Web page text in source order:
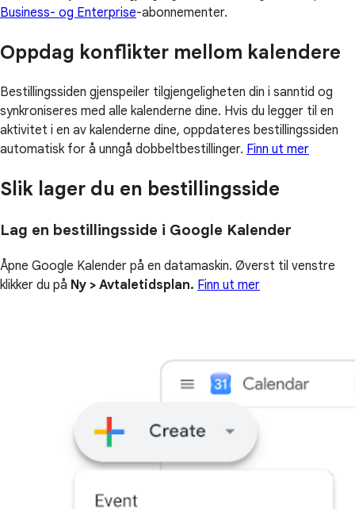
Business- og Enterprise-abonnementer.
Oppdag konflikter mellom kalendere
Bestillingssiden gjenspeiler tilgjengeligheten din i sanntid og
synkroniseres med alle kalenderne dine. Hvis du legger til en
aktivitet i en av kalenderne dine, oppdateres bestillingssiden
automatisk for å unngå dobbeltbestillinger. Finn ut mer
Slik lager du en bestillingsside
Lag en bestillingsside i Google Kalender
Åpne Google Kalender på en datamaskin. Øverst til venstre
klikker du på Ny > Avtaletidsplan. Finn ut mer